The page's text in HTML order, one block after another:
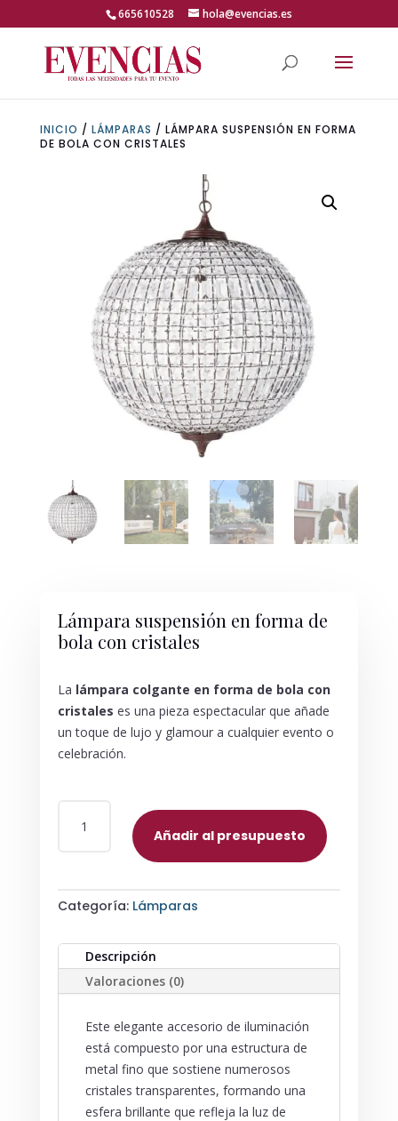
665610528 hola@evencias.es
INICIO / LÁMPARAS / LÁMPARA SUSPENSIÓN EN FORMA
DE BOLA CON CRISTALES
Lámpara suspensión en forma de
bola con cristales
La lámpara colgante en forma de bola con
cristales es una pieza espectacular que añade
un toque de lujo y glamour a cualquier evento o
celebración.
SUSPENSIÓN
BOLA
CRISTALES
CANTIDAD
Añadir al presupuesto
Categoría: Lámparas
Descripción
Valoraciones (0)
Este elegante accesorio de iluminación
está compuesto por una estructura de
metal fino que sostiene numerosos
cristales transparentes, formando una
esfera brillante que refleja la luz de
Abrir barra de herramientas